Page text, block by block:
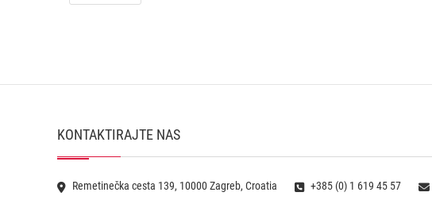
KONTAKTIRAJTE NAS
Remetinečka cesta 139, 10000 Zagreb, Croatia +385 (0) 1 619 45 57